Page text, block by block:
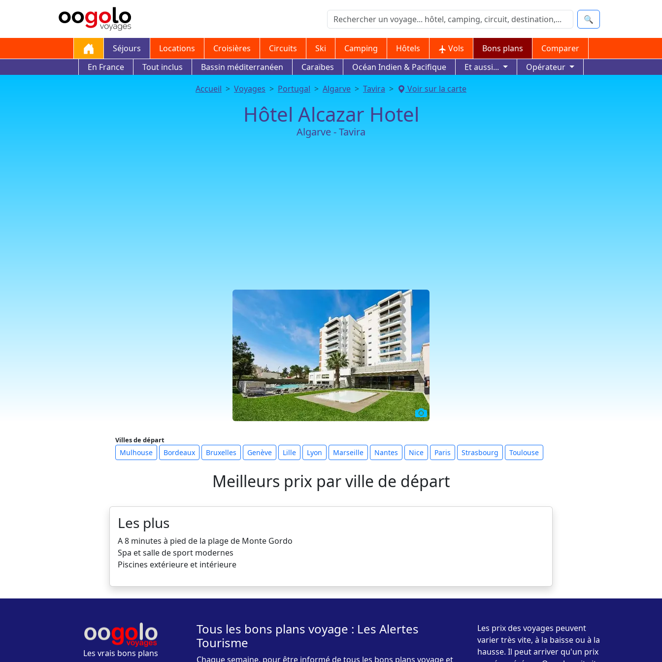
🔍
Séjours Locations Croisières Circuits Ski Camping Hôtels Vols Bons plans
Comparer
En France
Tout inclus Bassin méditerranéen Caraïbes Océan Indien & Pacifique Et aussi...
Opérateur
Accueil
Voyages Portugal Algarve Tavira Voir sur la carte
Hôtel Alcazar Hotel
Algarve - Tavira
Villes de départ
Mulhouse Bordeaux Bruxelles Genève Lille Lyon Marseille Nantes Nice Paris Strasbourg Toulouse
Meilleurs prix par ville de départ
Les plus
A 8 minutes à pied de la plage de Monte Gordo
Spa et salle de sport modernes
Piscines extérieure et intérieure
Les vrais bons plans
Tous les bons plans voyage : Les Alertes
Tourisme
Chaque semaine, pour être informé de tous les bons plans voyage et
Les prix des voyages peuvent
varier très vite, à la baisse ou à la
hausse. Il peut arriver qu'un prix